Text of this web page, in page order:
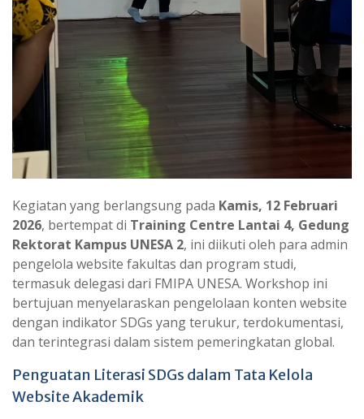
Kegiatan yang berlangsung pada Kamis, 12 Februari
2026, bertempat di Training Centre Lantai 4, Gedung
Rektorat Kampus UNESA 2, ini diikuti oleh para admin
pengelola website fakultas dan program studi,
termasuk delegasi dari FMIPA UNESA. Workshop ini
bertujuan menyelaraskan pengelolaan konten website
dengan indikator SDGs yang terukur, terdokumentasi,
dan terintegrasi dalam sistem pemeringkatan global.
Penguatan Literasi SDGs dalam Tata Kelola
Website Akademik